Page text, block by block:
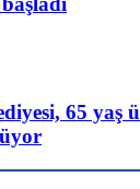
65 yaş